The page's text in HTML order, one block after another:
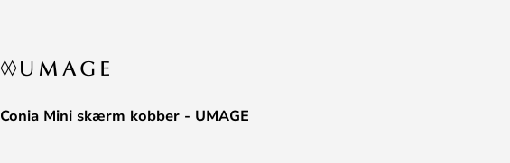
Conia Mini skærm kobber - UMAGE